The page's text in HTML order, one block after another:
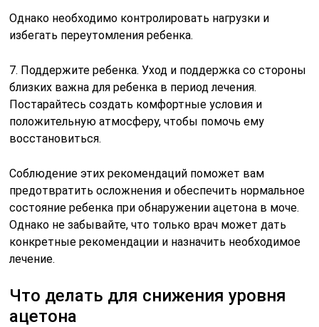
Однако необходимо контролировать нагрузки и
избегать переутомления ребенка.
7. Поддержите ребенка. Уход и поддержка со стороны
близких важна для ребенка в период лечения.
Постарайтесь создать комфортные условия и
положительную атмосферу, чтобы помочь ему
восстановиться.
Соблюдение этих рекомендаций поможет вам
предотвратить осложнения и обеспечить нормальное
состояние ребенка при обнаружении ацетона в моче.
Однако не забывайте, что только врач может дать
конкретные рекомендации и назначить необходимое
лечение.
Что делать для снижения уровня
ацетона